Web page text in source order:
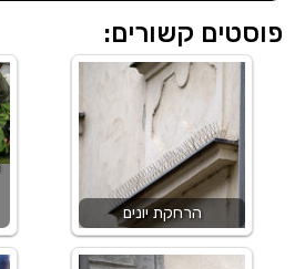
פוסטים קשורים:
הרחקת יונים